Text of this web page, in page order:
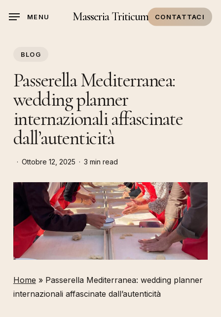
Masseria Triticum CONTATTACI
MENU
BLOG
Passerella Mediterranea:
wedding planner
internazionali affascinate
dall’autenticità
Ottobre 12, 2025 3 min read
Home » Passerella Mediterranea: wedding planner
internazionali affascinate dall’autenticità